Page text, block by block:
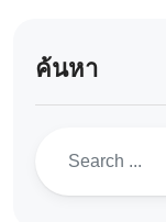
ค้นหา